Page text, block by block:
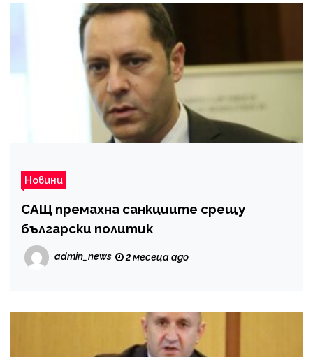
Новини
САЩ премахна санкциите срещу
български политик
admin_news 2 месеца ago